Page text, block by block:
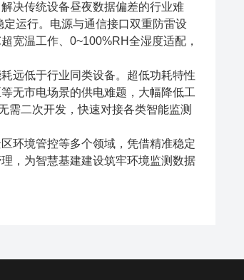
决传统设备昼夜数据偏差的行业难
运行。电源与通信接口双重防雷设
宽温工作、0~100%RH全湿度适配，
远低于行业同类设备。超低功耗特性
无市电场景的供电难题，大幅降低工
需二次开发，快速对接各类智能监测
环境管控等多个领域，凭借精准稳定
，为智慧基建建设筑牢环境监测数据